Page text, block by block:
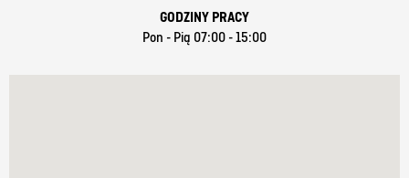
GODZINY PRACY
Pon - Pią 07:00 - 15:00